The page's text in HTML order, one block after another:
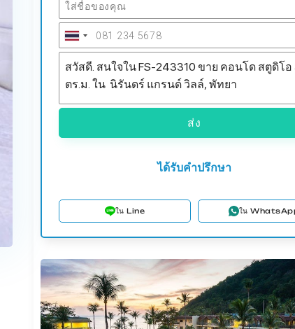
ส่ง
ได้รับคำปรึกษา
ใน Line ใน